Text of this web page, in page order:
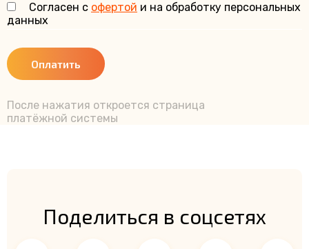
Согласен с офертой и на обработку персональных
данных
Оплатить
После нажатия откроется страница
платёжной системы
Поделиться в соцсетях